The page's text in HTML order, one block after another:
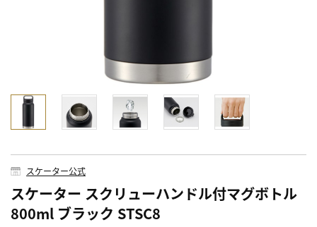
スケーター公式
スケーター スクリューハンドル付マグボトル
800ml ブラック STSC8